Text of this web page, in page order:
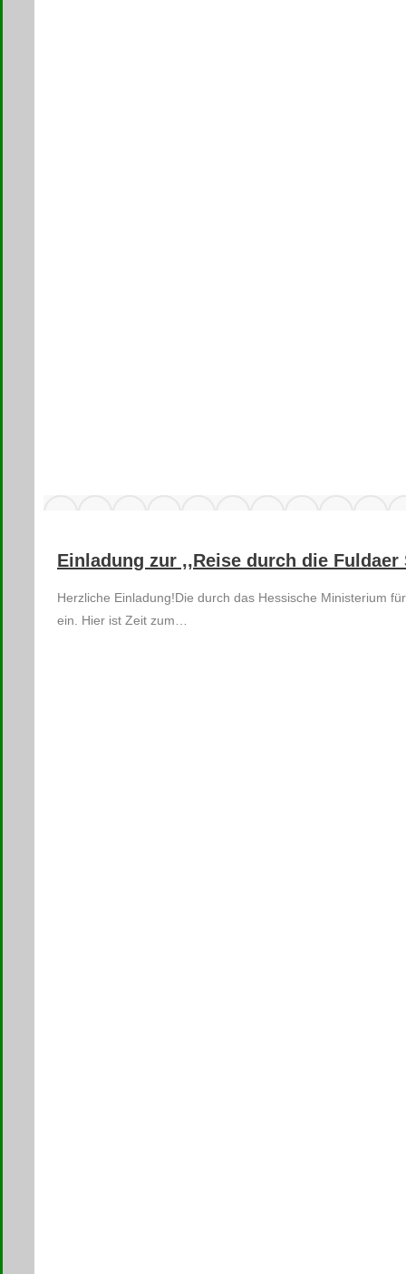
Einladung zur ,,Reise durch die Fuldaer
Herzliche Einladung!Die durch das Hessische Ministerium
ein. Hier ist Zeit zum…